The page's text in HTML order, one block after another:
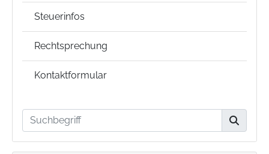
Steuerinfos
Rechtsprechung
Kontaktformular